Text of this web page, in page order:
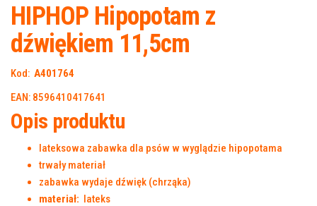
HIPHOP Hipopotam z
dźwiękiem 11,5cm
Kod: A401764
EAN: 8596410417641
Opis produktu
lateksowa zabawka dla psów w wyglądzie hipopotama
trwały materiał
zabawka wydaje dźwięk (chrząka)
materiał: lateks